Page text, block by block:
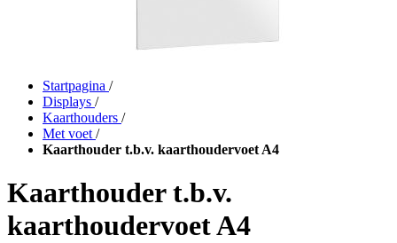
Startpagina /
Displays /
Kaarthouders /
Met voet /
Kaarthouder t.b.v. kaarthoudervoet A4
Kaarthouder t.b.v.
kaarthoudervoet A4